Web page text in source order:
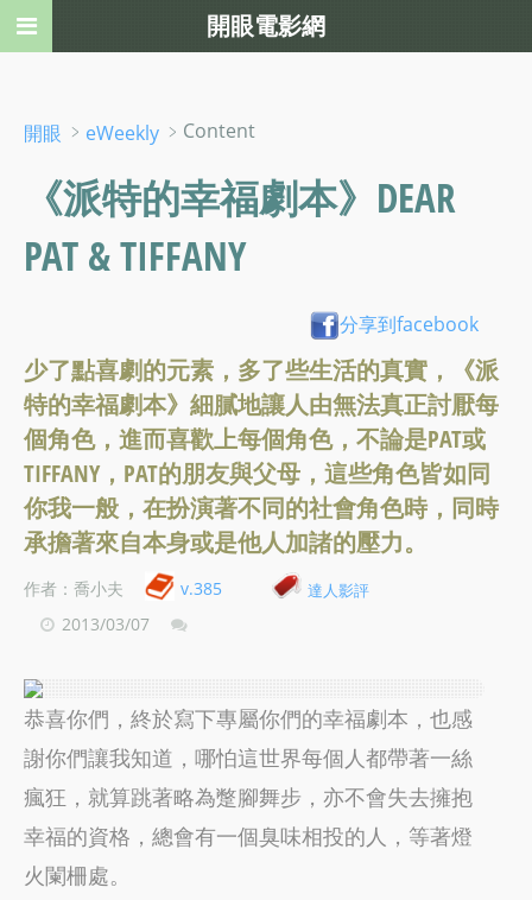
開眼 ﹥ eWeekly ﹥Content
《派特的幸福劇本》DEAR
PAT & TIFFANY
分享到facebook
少了點喜劇的元素，多了些生活的真實，《派
特的幸福劇本》細膩地讓人由無法真正討厭每
個角色，進而喜歡上每個角色，不論是PAT或
TIFFANY，PAT的朋友與父母，這些角色皆如同
你我一般，在扮演著不同的社會角色時，同時
承擔著來自本身或是他人加諸的壓力。
作者：喬小夫 v.385 達人影評
2013/03/07
恭喜你們，終於寫下專屬你們的幸福劇本，也感
謝你們讓我知道，哪怕這世界每個人都帶著一絲
瘋狂，就算跳著略為蹩腳舞步，亦不會失去擁抱
幸福的資格，總會有一個臭味相投的人，等著燈
火闌柵處。
開眼電影網